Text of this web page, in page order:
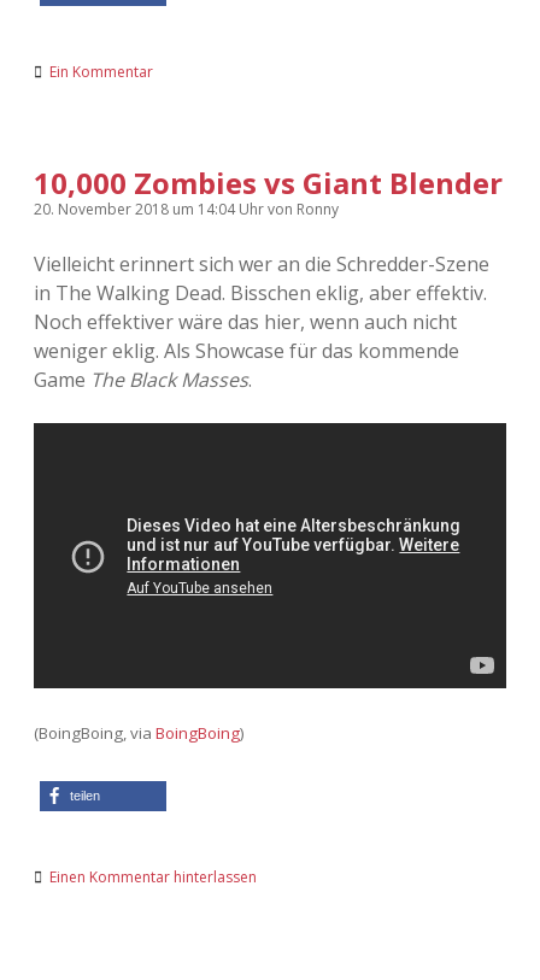
Ein Kommentar
10,000 Zombies vs Giant Blender
20. November 2018 um 14:04 Uhrvon Ronny
Vielleicht erinnert sich wer an die Schredder-Szene
in The Walking Dead. Bisschen eklig, aber effektiv.
Noch effektiver wäre das hier, wenn auch nicht
weniger eklig. Als Showcase für das kommende
Game The Black Masses.
(BoingBoing, via BoingBoing)
teilen
Einen Kommentar hinterlassen